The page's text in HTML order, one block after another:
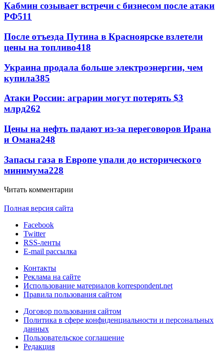
Кабмин созывает встречи с бизнесом после атаки
РФ511
После отъезда Путина в Красноярске взлетели
цены на топливо418
Украина продала больше электроэнергии, чем
купила385
Атаки России: аграрии могут потерять $3
млрд262
Цены на нефть падают из-за переговоров Ирана
и Омана248
Запасы газа в Европе упали до исторического
минимума228
Читать комментарии
Полная версия сайта
Facebook
Twitter
RSS-ленты
E-mail рассылка
Контакты
Реклама на сайте
Использование материалов korrespondent.net
Правила пользования сайтом
Договор пользования сайтом
Политика в сфере конфиденциальности и персональных
данных
Пользовательское соглашение
Редакция